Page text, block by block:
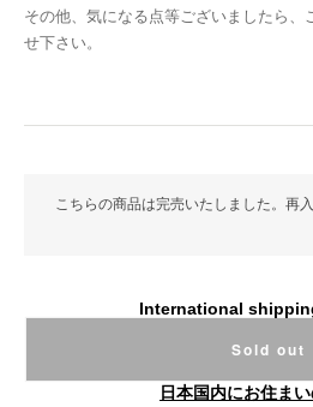
その他、気になる点等ございましたら、
せ下さい。
こちらの商品は完売いたしました。再
International
Sold out
日本国内にお住ま